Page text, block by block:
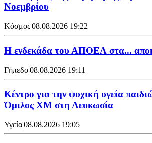
Νοεμβρίου
Κόσμος|08.08.2026 19:22
Η ενδεκάδα του ΑΠΟΕΛ στα...
Γήπεδο|08.08.2026 19:11
Κέντρο για την ψυχική υγεία
Όμιλος XM στη Λευκωσία
Υγεία|08.08.2026 19:05